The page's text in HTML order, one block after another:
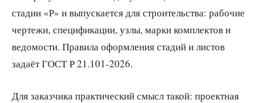
стадии «Р» и выпускается для строительства: рабочие
чертежи, спецификации, узлы, марки комплектов и
ведомости. Правила оформления стадий и листов
задаёт ГОСТ Р 21.101-2026.
Для заказчика практический смысл такой: проектная